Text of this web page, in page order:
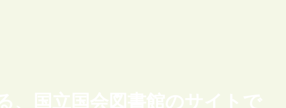
、国立国会図書館のサイトで